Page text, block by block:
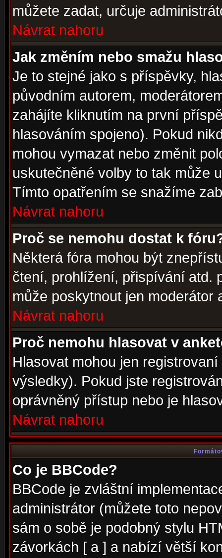
můžete zadat, určuje
Návrat nahoru
Jak změním nebo smažu
Je to stejné jako s příspěvky,
původním autorem,
zahájíte kliknutím na první
hlasováním spojeno). Pokud
mohou vymazat nebo změnit
uskutečněné volby to tak může
Tímto opatřením se snažíme
Návrat nahoru
Proč se nemohu dostat k
Některá fóra mohou být
čtení, prohlížení, přispívání atd.
může poskytnout jen moderátor
Návrat nahoru
Proč nemohu hlasovat v
Hlasovat mohou jen
výsledky). Pokud jste
oprávněný přístup nebo je
Návrat nahoru
Co je BBCode?
BBCode je zvláštní
administrátor (můžete toto
sám o sobě je podobný stylu
závorkách [ a ] a nabízí větší